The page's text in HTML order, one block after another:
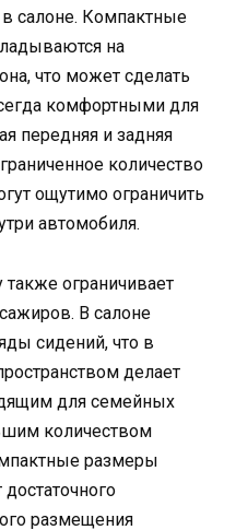
в салоне. Компактные
на
что может сделать
комфортными для
передняя и задняя
количество
ощутимо ограничить
автомобиля.
ограничивает
В салоне
сидений, что в
делает
для семейных
количеством
размеры
размещения